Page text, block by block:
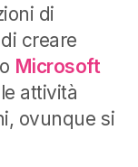
di
creare
Microsoft
attività
ovunque si